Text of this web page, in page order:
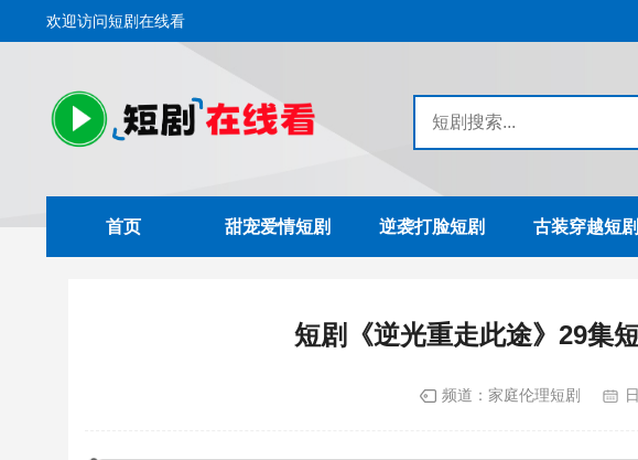
欢迎访问短剧在线看
首页 甜宠爱情短剧 逆袭打脸短剧 古装穿越短剧
短剧《逆光重走此途》29集
频道： 家庭伦理短剧